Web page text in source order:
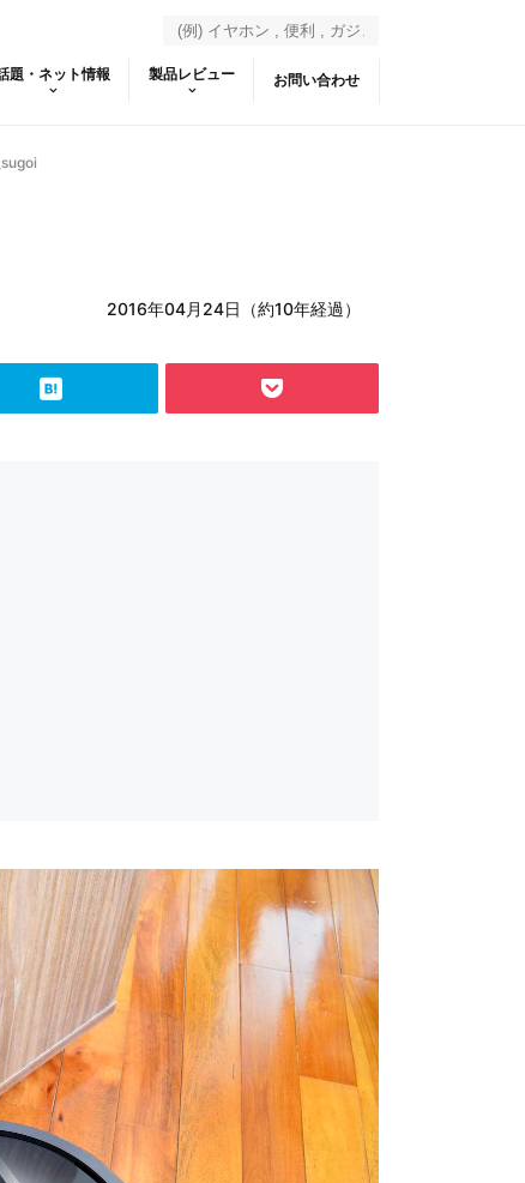
題・ネット情報 製品レビュー お問い合わせ
2016年04月24日（約10年経過）